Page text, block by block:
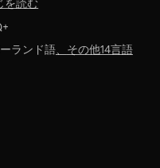
ランド語、 その他14言語